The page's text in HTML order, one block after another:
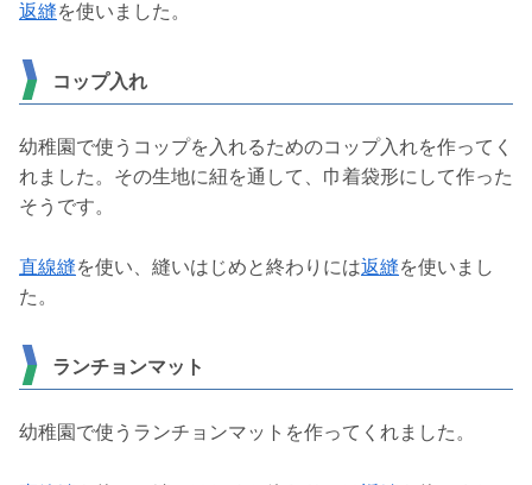
返縫を使いました。
コップ入れ
幼稚園で使うコップを入れるためのコップ入れを作ってく
れました。その生地に紐を通して、巾着袋形にして作った
そうです。
直線縫を使い、縫いはじめと終わりには返縫を使いまし
た。
ランチョンマット
幼稚園で使うランチョンマットを作ってくれました。